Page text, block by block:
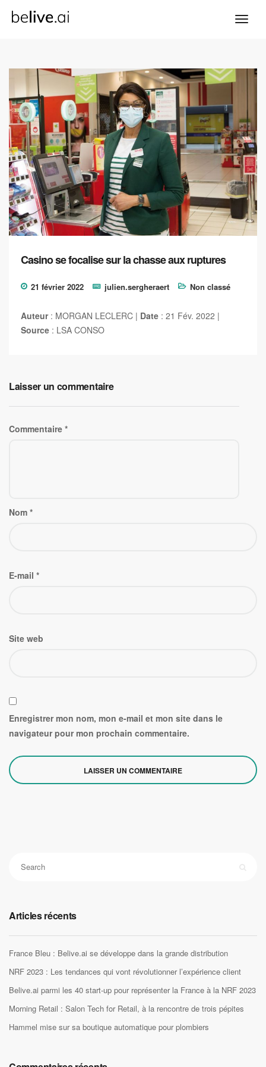
Casino se focalise sur la chasse aux ruptures
21 février 2022 julien.sergheraert Non classé
Auteur: MORGAN LECLERC | Date : 21 Fév. 2022 |
Source : LSA CONSO
Laisser un commentaire
Commentaire *
Nom *
E-mail *
Site web
Enregistrer mon nom, mon e-mail et mon site dans le
navigateur pour mon prochain commentaire.
Articles récents
France Bleu : Belive.ai se développe dans la grande distribution
NRF 2023 : Les tendances qui vont révolutionner l’expérience client
Belive.ai parmi les 40 start-up pour représenter la France à la NRF 2023
Morning Retail : Salon Tech for Retail, à la rencontre de trois pépites
Hammel mise sur sa boutique automatique pour plombiers